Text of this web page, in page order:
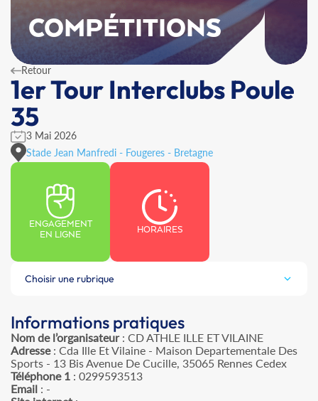
COMPÉTITIONS
Retour
1er Tour Interclubs Poule
35
3 Mai 2026
Stade Jean Manfredi - Fougeres - Bretagne
ENGAGEMENT
EN LIGNE
HORAIRES
Choisir une rubrique
Informations pratiques
Nom de l’organisateur: CD ATHLE ILLE ET VILAINE
Adresse: Cda Ille Et Vilaine - Maison Departementale Des
Sports - 13 Bis Avenue De Cucille, 35065 Rennes Cedex
Téléphone 1 : 0299593513
Email : -